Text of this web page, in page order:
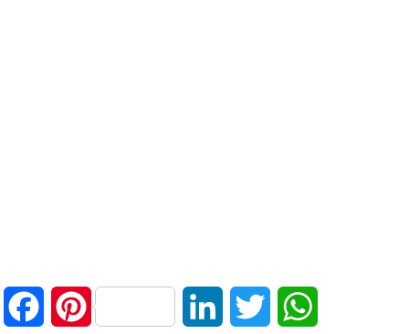
FacebookPinterest LinkedIn Twitter